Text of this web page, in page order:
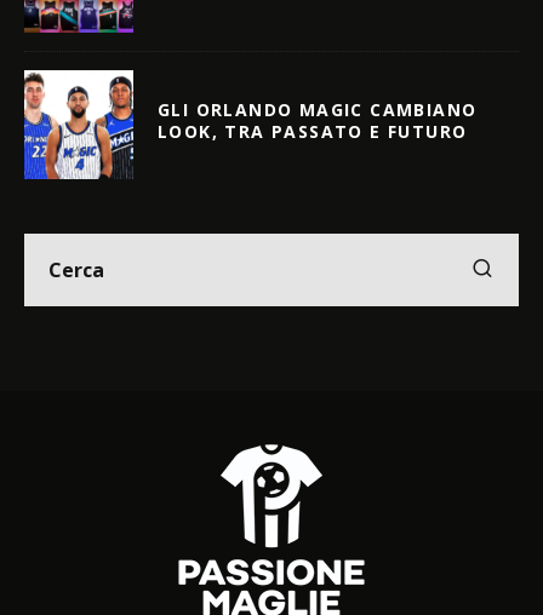
GLI ORLANDO MAGIC CAMBIANO
LOOK, TRA PASSATO E FUTURO